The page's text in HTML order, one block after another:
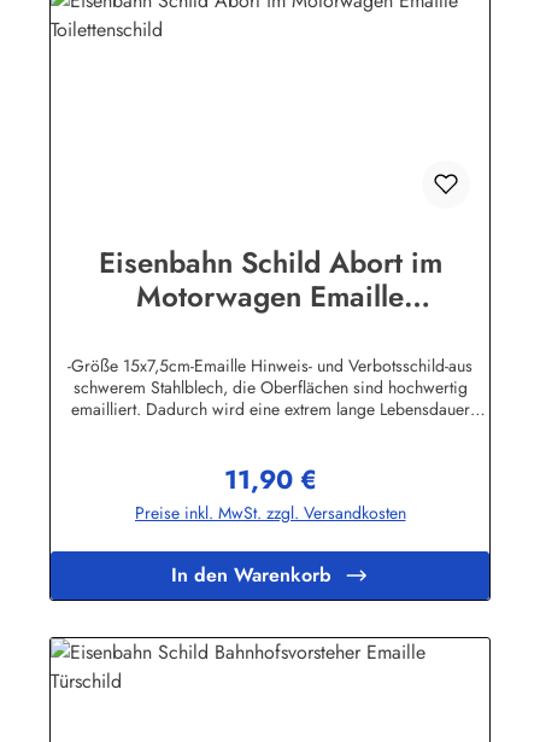
Eisenbahn Schild Abort im
Motorwagen Emaille
-Größe 15x7,5cm-Emaille Hinweis- und Verbotsschild-aus
schwerem Stahlblech, die Oberflächen sind hochwertig
emailliert. Dadurch wird eine extrem lange Lebensdauer
enthalten sind, dürfen nur lose angezogen werden, weil sonst
die Lackierung abplatzen kann-Die Emailleschilder können
auch nach Wunsch gefertigt werdenHier geht's zu den
WunschtextHerstellerinformationen:Buddel-Bini Inh. Eda
Binikowski e.K.Meddenwarf 1a22457
Hamburginfo@buddel.de
Regulärer Preis:
11,90 €
Preise inkl. MwSt. zzgl. Versandkosten
In den Warenkorb